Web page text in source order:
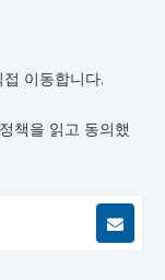
이동합니다.
책을 읽고 동의했